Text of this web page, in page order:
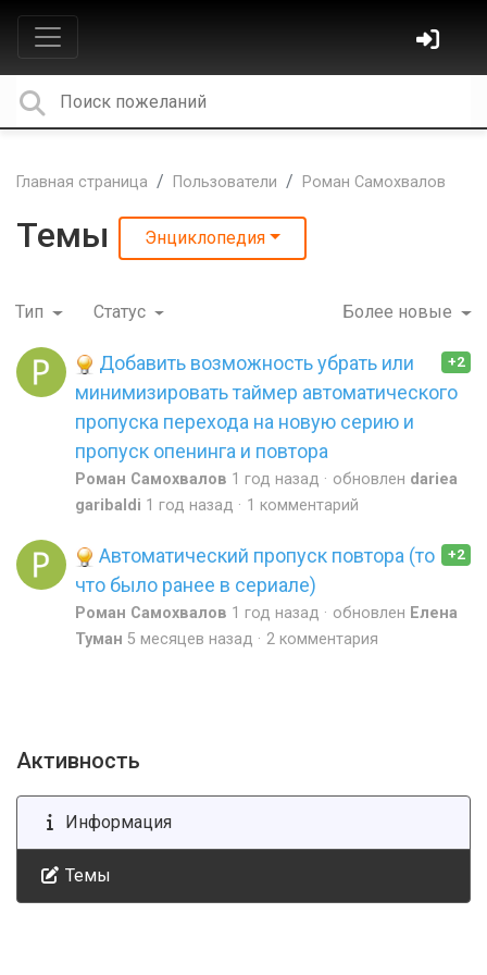
Главная страница Пользователи Роман Самохвалов
Темы Энциклопедия
Тип Статус Более новые
+2
Добавить возможность убрать или
минимизировать таймер автоматического
пропуска перехода на новую серию и
пропуск опенинга и повтора
Роман Самохвалов 1 год назад обновлен dariea
garibaldi 1 год назад 1 комментарий
+2
Автоматический пропуск повтора (то
что было ранее в сериале)
Роман Самохвалов 1 год назад обновлен Елена
Туман 5 месяцев назад 2 комментария
Активность
Информация
Темы